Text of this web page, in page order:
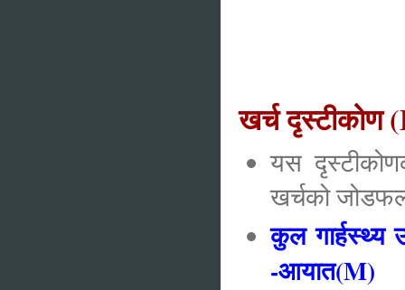
खर्च
यस
खर्चको
कुल गार्हस्थ्य
-आयात(M)